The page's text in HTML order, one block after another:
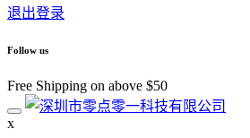
退出登录
Follow us
Free Shipping on above $50
x